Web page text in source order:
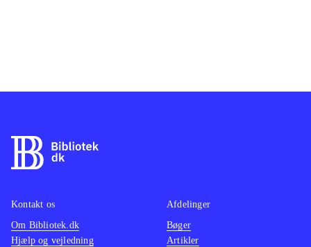
Kontakt os
Om Bibliotek.dk
Hjælp og vejledning
Afdelinger
Bøger
Artikler